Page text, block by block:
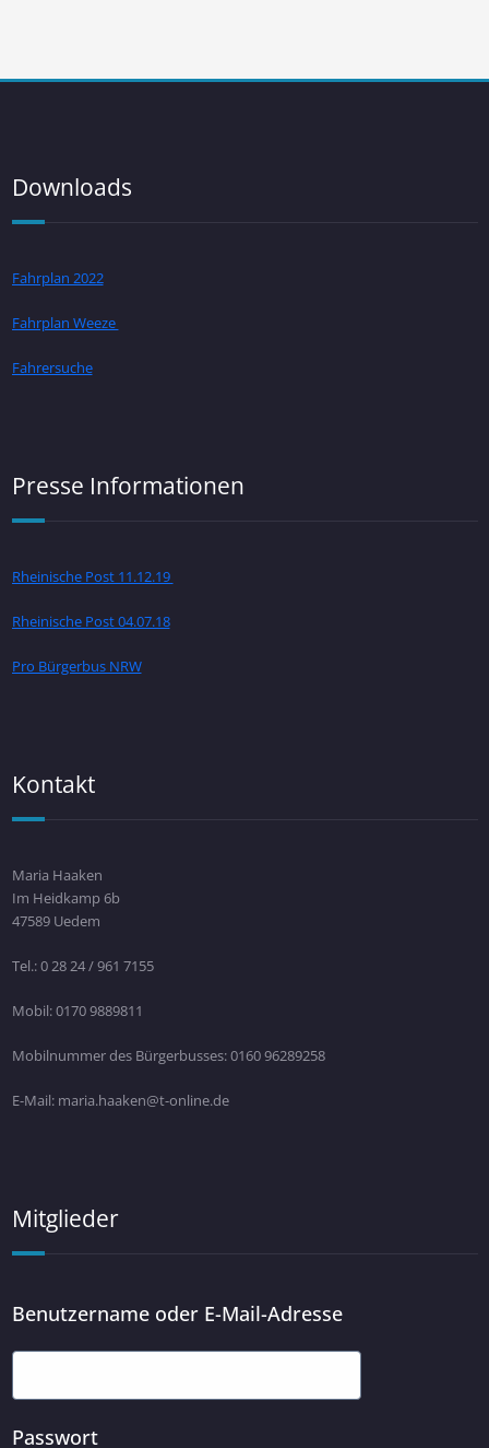
Downloads
Fahrplan 2022
Fahrplan Weeze
Fahrersuche
Presse Informationen
Rheinische Post 11.12.19
Rheinische Post 04.07.18
Pro Bürgerbus NRW
Kontakt
Maria Haaken
Im Heidkamp 6b
47589 Uedem
Tel.: 0 28 24 / 961 7155
Mobil: 0170 9889811
Mobilnummer des Bürgerbusses: 0160 96289258
E-Mail: maria.haaken@t-online.de
Mitglieder
Benutzername oder E-Mail-Adresse
Passwort